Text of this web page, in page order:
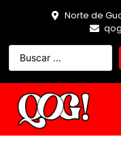
Norte de